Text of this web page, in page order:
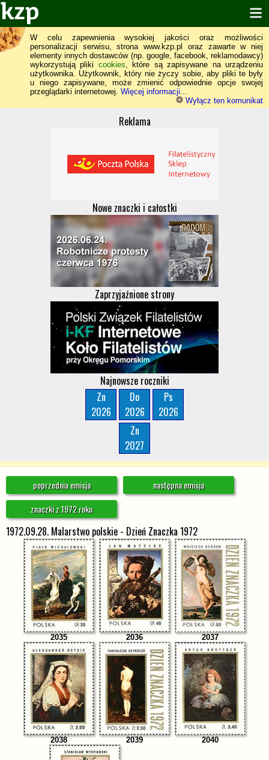
W celu zapewnienia wysokiej jakości oraz możliwości
personalizacji serwisu, strona www.kzp.pl oraz zawarte w niej
elementy innych dostawców (np. google, facebook, reklamodawcy)
wykorzystują pliki cookies, które są zapisywane na urządzeniu
użytkownika. Użytkownik, który nie życzy sobie, aby pliki te były
u niego zapisywane, może zmienić odpowiednie opcje swojej
przeglądarki internetowej. Więcej informacji...
Wyłącz ten komunikat
Reklama
Nowe znaczki i całostki
Zaprzyjaźnione strony
Najnowsze roczniki
Zn
2026
Do
2026
Ps
2026
Zn
2027
poprzednia emisja
następna emisja
znaczki z 1972 roku
1972.09.28. Malarstwo polskie - Dzień Znaczka 1972
2035 2036 2037
2038 2039 2040